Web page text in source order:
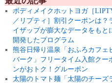
ボディメイクホットヨガ［
／リプティ］割引クーポンは？
イザップが膨大なデータをもと
開発したプログラム
熊谷日帰り温泉「おふろカフェ
バーク」フリータイム入館クー
ンがおトク！グルーポン
太陽のトマト麺「太陽のチーズ